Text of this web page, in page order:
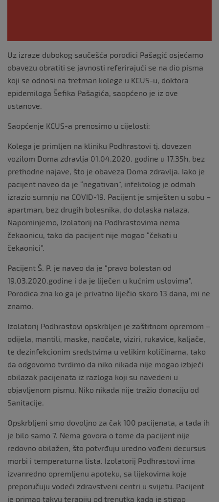
Uz izraze dubokog saučešća porodici Pašagić osjećamo
obavezu obratiti se javnosti referirajući se na dio pisma
koji se odnosi na tretman kolege u KCUS-u, doktora
epidemiloga Šefika Pašagića, saopćeno je iz ove
ustanove.
Saopćenje KCUS-a prenosimo u cijelosti:
Kolega je primljen na kliniku Podhrastovi tj. dovezen
vozilom Doma zdravlja 01.04.2020. godine u 17.35h, bez
prethodne najave, što je obaveza Doma zdravlja. Iako je
pacijent naveo da je “negativan”, infektolog je odmah
izrazio sumnju na COVID-19. Pacijent je smješten u sobu –
apartman, bez drugih bolesnika, do dolaska nalaza.
Napominjemo, Izolatorij na Podhrastovima nema
čekaonicu, tako da pacijent nije mogao “čekati u
čekaonici”.
Pacijent Š. P. je naveo da je “pravo bolestan od
19.03.2020.godine i da je liječen u kućnim uslovima”.
Porodica zna ko ga je privatno liječio skoro 13 dana, mi ne
znamo.
Izolatorij Podhrastovi opskrbljen je zaštitnom opremom –
odijela, mantili, maske, naočale, viziri, rukavice, kaljače,
te dezinfekcionim sredstvima u velikim količinama, tako
da odgovorno tvrdimo da niko nikada nije mogao izbjeći
obilazak pacijenata iz razloga koji su navedeni u
objavljenom pismu. Niko nikada nije tražio donaciju od
Sanitacije.
Opskrbljeni smo dovoljno za čak 100 pacijenata, a tada ih
je bilo samo 7. Nema govora o tome da pacijent nije
redovno obilažen, što potvrđuju uredno vođeni decursus
morbi i temperaturna lista. Izolatorij Podhrastovi ima
izvanredno opremljenu apoteku, sa lijekovima koje
preporučuju vodeći zdravstveni centri u svijetu. Pacijent
je primao takvu terapiju od trenutka kada je stigao